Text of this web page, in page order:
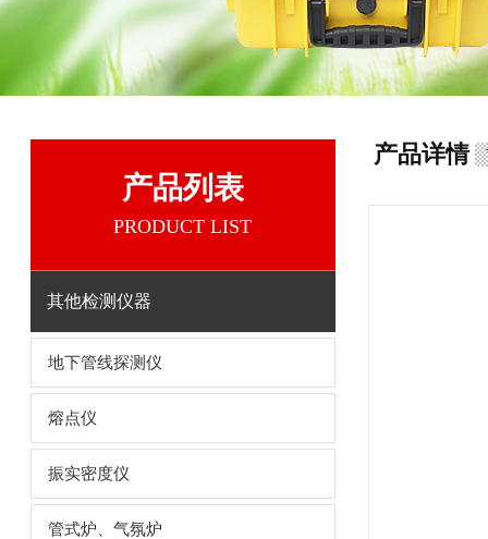
产品列表
PRODUCT LIST
其他检测仪器
地下管线探测仪
熔点仪
振实密度仪
管式炉、气氛炉
产品详情